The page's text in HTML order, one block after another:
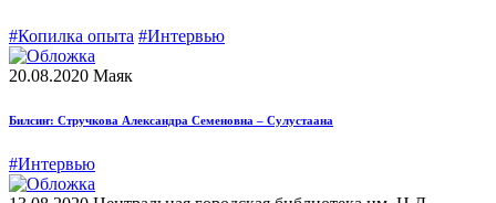
#Копилка опыта #Интервью
20.08.2020 Маяк
Билсиҥ: Стручкова Александра Семеновна – Сулустаана
#Интервью